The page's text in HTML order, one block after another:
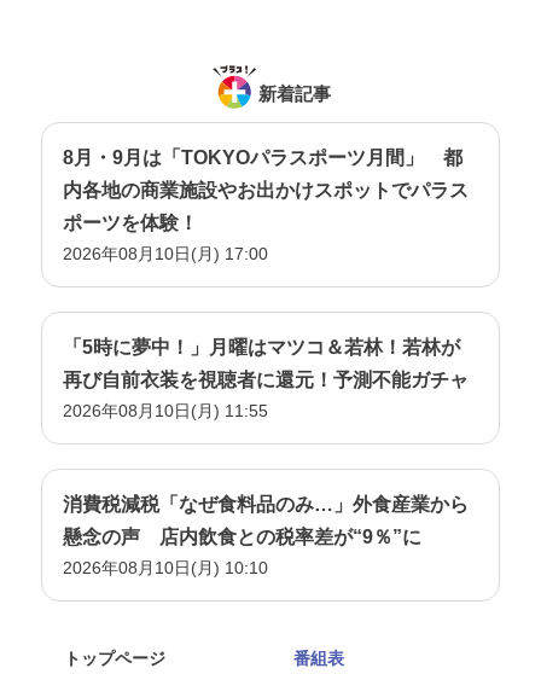
新着記事
8月・9月は「TOKYOパラスポーツ月間」 都
内各地の商業施設やお出かけスポットでパラス
ポーツを体験！
2026年08月10日(月) 17:00
「5時に夢中！」月曜はマツコ＆若林！若林が
再び自前衣装を視聴者に還元！予測不能ガチャ
2026年08月10日(月) 11:55
消費税減税「なぜ食料品のみ…」外食産業から
懸念の声 店内飲食との税率差が“9％”に
2026年08月10日(月) 10:10
トップページ 番組表